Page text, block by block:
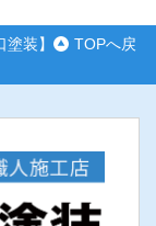
装】
TOPへ戻